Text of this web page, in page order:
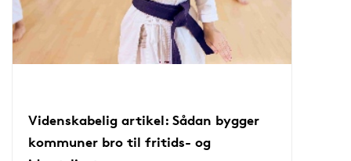
Videnskabelig artikel: Sådan bygger
kommuner bro til fritids- og